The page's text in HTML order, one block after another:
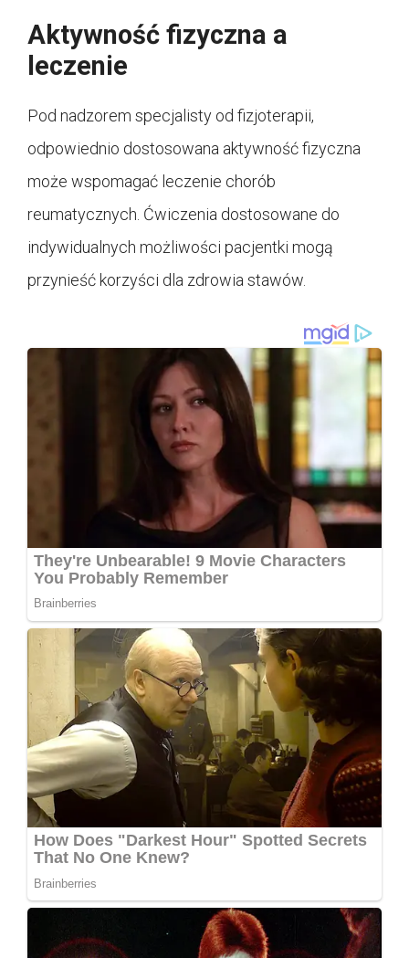
Aktywność fizyczna a
leczenie
Pod nadzorem specjalisty od fizjoterapii,
odpowiednio dostosowana aktywność fizyczna
może wspomagać leczenie chorób
reumatycznych. Ćwiczenia dostosowane do
indywidualnych możliwości pacjentki mogą
przynieść korzyści dla zdrowia stawów.